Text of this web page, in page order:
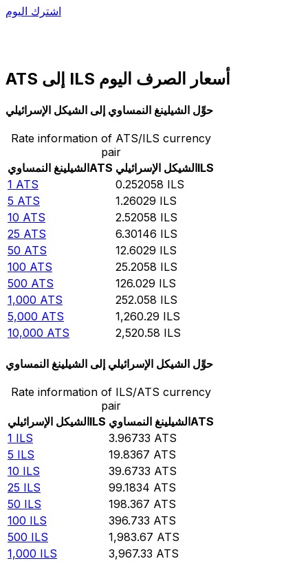
اشترك اليوم
ATS إلى ILS أسعار الصرف اليوم
حوِّل الشيلينغ النمساوي إلى الشيكل الإسرائيلي
Rate information of ATS/ILS currency
pair
الشيلينغ النمساويATS الشيكل الإسرائيليILS
1 ATS 0.252058 ILS
5 ATS 1.26029 ILS
10 ATS 2.52058 ILS
25 ATS 6.30146 ILS
50 ATS 12.6029 ILS
100 ATS 25.2058 ILS
500 ATS 126.029 ILS
1,000 ATS 252.058 ILS
5,000 ATS 1,260.29 ILS
10,000 ATS 2,520.58 ILS
حوِّل الشيكل الإسرائيلي إلى الشيلينغ النمساوي
Rate information of ILS/ATS currency
pair
الشيكل الإسرائيليILS الشيلينغ النمساويATS
1 ILS 3.96733 ATS
5 ILS 19.8367 ATS
10 ILS 39.6733 ATS
25 ILS 99.1834 ATS
50 ILS 198.367 ATS
100 ILS 396.733 ATS
500 ILS 1,983.67 ATS
1,000 ILS 3,967.33 ATS